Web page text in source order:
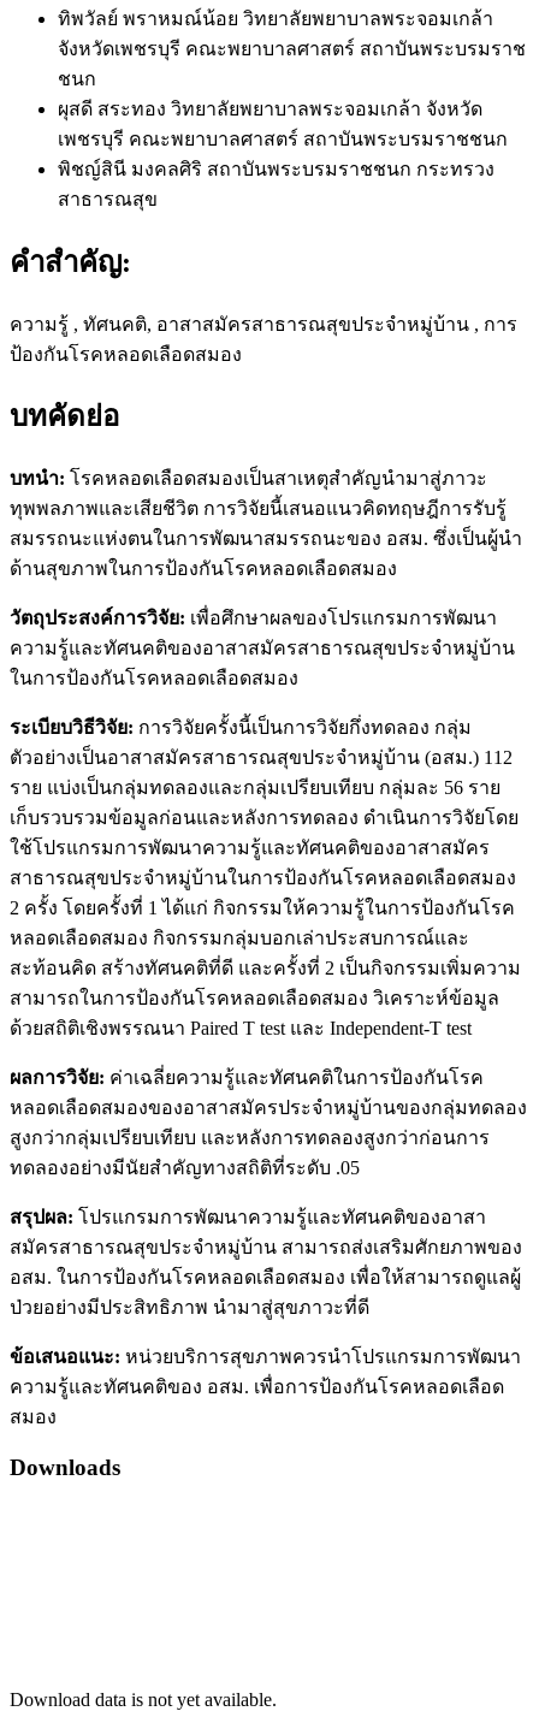
ทิพวัลย์ พราหมณ์น้อย วิทยาลัยพยาบาลพระจอมเกล้า
จังหวัดเพชรบุรี คณะพยาบาลศาสตร์ สถาบันพระบรมราช
ชนก
ผุสดี สระทอง วิทยาลัยพยาบาลพระจอมเกล้า จังหวัด
เพชรบุรี คณะพยาบาลศาสตร์ สถาบันพระบรมราชชนก
พิชญ์สินี มงคลศิริ สถาบันพระบรมราชชนก กระทรวง
สาธารณสุข
คำสำคัญ:
ความรู้ , ทัศนคติ, อาสาสมัครสาธารณสุขประจำหมู่บ้าน , การ
ป้องกันโรคหลอดเลือดสมอง
บทคัดย่อ
บทนำ: โรคหลอดเลือดสมองเป็นสาเหตุสำคัญนำมาสู่ภาวะ
ทุพพลภาพและเสียชีวิต การวิจัยนี้เสนอแนวคิดทฤษฎีการรับรู้
สมรรถนะแห่งตนในการพัฒนาสมรรถนะของ อสม. ซึ่งเป็นผู้นำ
ด้านสุขภาพในการป้องกันโรคหลอดเลือดสมอง
วัตถุประสงค์การวิจัย: เพื่อศึกษาผลของโปรแกรมการพัฒนา
ความรู้และทัศนคติของอาสาสมัครสาธารณสุขประจำหมู่บ้าน
ในการป้องกันโรคหลอดเลือดสมอง
ระเบียบวิธีวิจัย: การวิจัยครั้งนี้เป็นการวิจัยกึ่งทดลอง กลุ่ม
ตัวอย่างเป็นอาสาสมัครสาธารณสุขประจำหมู่บ้าน (อสม.) 112
ราย แบ่งเป็นกลุ่มทดลองและกลุ่มเปรียบเทียบ กลุ่มละ 56 ราย
เก็บรวบรวมข้อมูลก่อนและหลังการทดลอง ดำเนินการวิจัยโดย
ใช้โปรแกรมการพัฒนาความรู้และทัศนคติของอาสาสมัคร
สาธารณสุขประจำหมู่บ้านในการป้องกันโรคหลอดเลือดสมอง
2 ครั้ง โดยครั้งที่ 1 ได้แก่ กิจกรรมให้ความรู้ในการป้องกันโรค
หลอดเลือดสมอง กิจกรรมกลุ่มบอกเล่าประสบการณ์และ
สะท้อนคิด สร้างทัศนคติที่ดี และครั้งที่ 2 เป็นกิจกรรมเพิ่มความ
สามารถในการป้องกันโรคหลอดเลือดสมอง วิเคราะห์ข้อมูล
ด้วยสถิติเชิงพรรณนา Paired T test และ Independent-T test
ผลการวิจัย: ค่าเฉลี่ยความรู้และทัศนคติในการป้องกันโรค
หลอดเลือดสมองของอาสาสมัครประจำหมู่บ้านของกลุ่มทดลอง
สูงกว่ากลุ่มเปรียบเทียบ และหลังการทดลองสูงกว่าก่อนการ
ทดลองอย่างมีนัยสำคัญทางสถิติที่ระดับ .05
สรุปผล: โปรแกรมการพัฒนาความรู้และทัศนคติของอาสา
สมัครสาธารณสุขประจำหมู่บ้าน สามารถส่งเสริมศักยภาพของ
อสม. ในการป้องกันโรคหลอดเลือดสมอง เพื่อให้สามารถดูแลผู้
ป่วยอย่างมีประสิทธิภาพ นำมาสู่สุขภาวะที่ดี
ข้อเสนอแนะ: หน่วยบริการสุขภาพควรนำโปรแกรมการพัฒนา
ความรู้และทัศนคติของ อสม. เพื่อการป้องกันโรคหลอดเลือด
สมอง
Downloads
Download data is not yet available.